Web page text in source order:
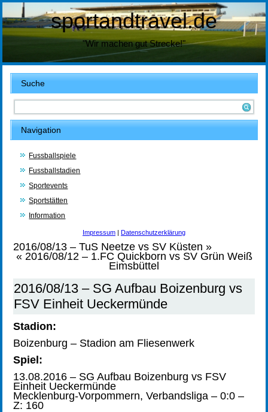
sportandtravel.de
"Wir machen gut Strecke!"
Suche
Navigation
Fussballspiele
Fussballstadien
Sportevents
Sportstätten
Information
Impressum | Datenschutzerklärung
2016/08/13 – TuS Neetze vs SV Küsten »
« 2016/08/12 – 1.FC Quickborn vs SV Grün Weiß
Eimsbüttel
2016/08/13 – SG Aufbau Boizenburg vs
FSV Einheit Ueckermünde
Stadion:
Boizenburg – Stadion am Fliesenwerk
Spiel:
13.08.2016 – SG Aufbau Boizenburg vs FSV
Einheit Ueckermünde
Mecklenburg-Vorpommern, Verbandsliga – 0:0 –
Z: 160